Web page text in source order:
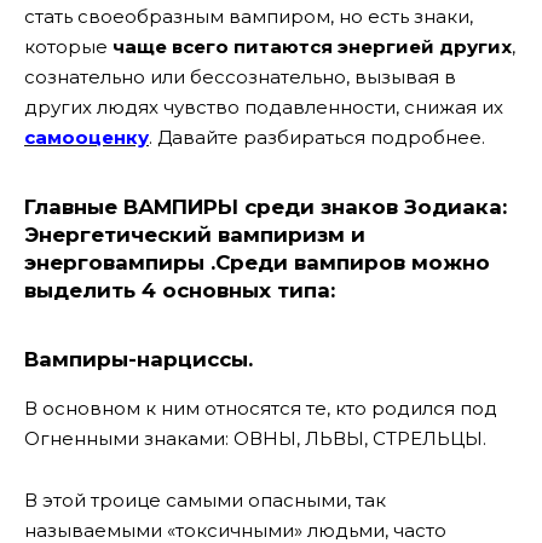
стать своеобразным вампиром, но есть знаки,
которые чаще всего питаются энергией других,
сознательно или бессознательно, вызывая в
других людях чувство подавленности, снижая их
самооценку. Давайте разбираться подробнее.
Главные ВАМПИРЫ среди знаков Зодиака:
Энергетический вампиризм и
энерговампиры .Среди вампиров можно
выделить 4 основных типа:
Вампиры-нарциссы.
В основном к ним относятся те, кто родился под
Огненными знаками: ОВНЫ, ЛЬВЫ, СТРЕЛЬЦЫ.
В этой троице самыми опасными, так
называемыми «токсичными» людьми, часто